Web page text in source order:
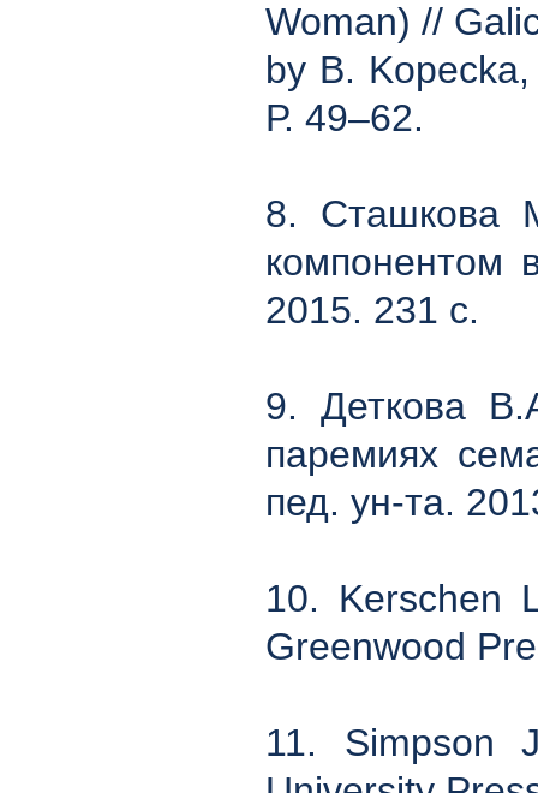
Woman) //
by B.
Р. 49–62.
8. Сташкова
компонентом
2015. 231 с.
9. Деткова
паремиях
пед. ун-та.
10. Kerschen
Greenwood
11. Simpson